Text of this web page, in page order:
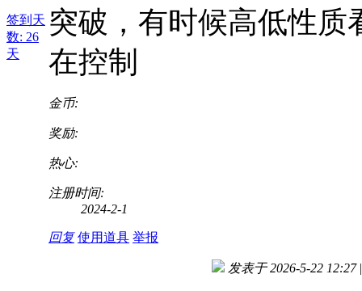
签到天
数: 26
天
突破，有时候高低性质
在控制
金币:
奖励:
热心:
注册时间:
2024-2-1
回复 使用道具 举报
发表于 2026-5-22 12:27 |